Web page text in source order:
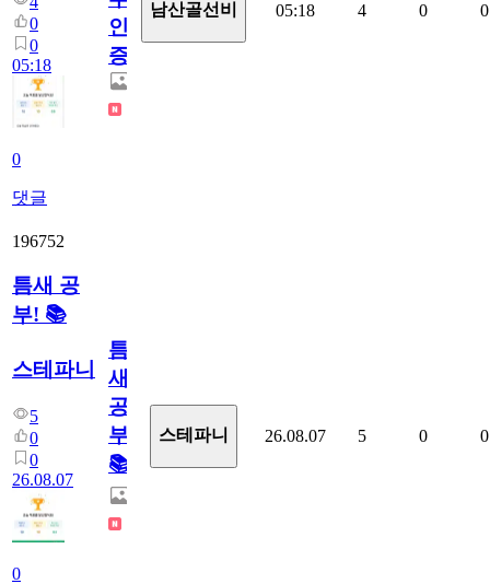
0
0
05:18
0
댓글
인
증
남산골선비 05:18 4 0 0
196752
틈새 공
부! 📚
스테파니
5
0
0
26.08.07
0
틈
새
공
부!
📚
스테파니 26.08.07 5 0 0